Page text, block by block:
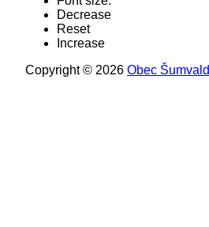
Decrease
Reset
Increase
Copyright © 2026Obec Šumvald